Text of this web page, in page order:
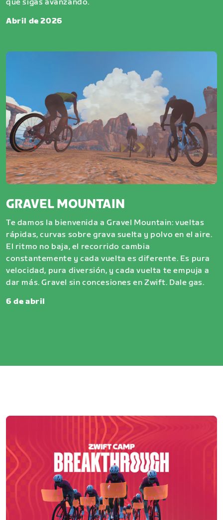
que sigas avanzando.
Abril de 2026
GRAVEL MOUNTAIN
Te damos la bienvenida a Gravel Mountain: vueltas
rápidas, curvas sobre grava suelta y polvo en el aire.
El ritmo no baja, el recorrido cambia
constantemente y cada vuelta es diferente. Es pura
velocidad, pura diversión, y cada vuelta te empuja a
dar más. Gravel sin concesiones en Zwift. Dale gas.
6 de abril